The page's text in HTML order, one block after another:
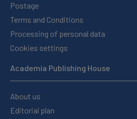
Postage
Terms and Conditions
Processing of personal data
Cookies settings
Academia Publishing House
About us
Editorial plan